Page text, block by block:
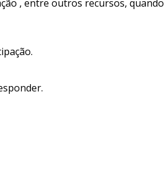
, entre outros recursos, quando